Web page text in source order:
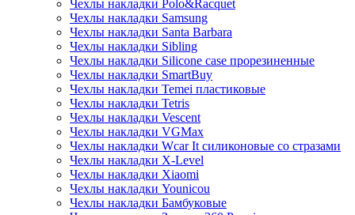
Чехлы накладки Polo&Racquet
Чехлы накладки Samsung
Чехлы накладки Santa Barbara
Чехлы накладки Sibling
Чехлы накладки Silicone case прорезиненные
Чехлы накладки SmartBuy
Чехлы накладки Temei пластиковые
Чехлы накладки Tetris
Чехлы накладки Vescent
Чехлы накладки VGMax
Чехлы накладки Wcar It силиконовые со стразами
Чехлы накладки X-Level
Чехлы накладки Xiaomi
Чехлы накладки Younicou
Чехлы накладки Бамбуковые